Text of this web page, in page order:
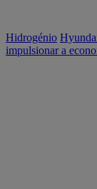
Hidrogénio
impulsionar a